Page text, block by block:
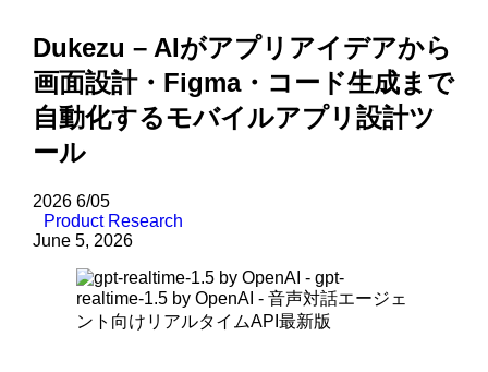
Dukezu – AIがアプリアイデアから
画面設計・Figma・コード生成まで
自動化するモバイルアプリ設計ツ
ール
2026 6/05
Product Research
June 5, 2026